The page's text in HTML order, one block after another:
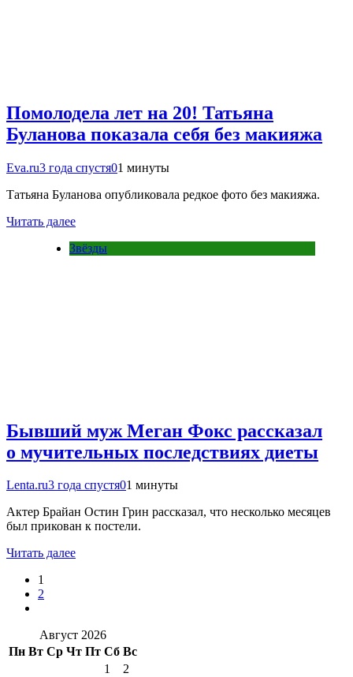
Помолодела лет на 20! Татьяна
Буланова показала себя без макияжа
Eva.ru3 года спустя01 минуты
Татьяна Буланова опубликовала редкое фото без макияжа.
Читать далее
Звёзды
Бывший муж Меган Фокс рассказал
о мучительных последствиях диеты
Lenta.ru3 года спустя01 минуты
Актер Брайан Остин Грин рассказал, что несколько месяцев
был прикован к постели.
Читать далее
1
2
Август 2026
Пн Вт Ср Чт Пт Сб Вс
1
2